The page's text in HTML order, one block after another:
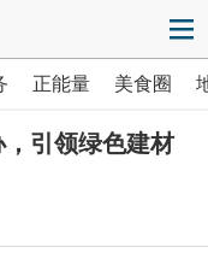
正能量 美食圈
引领绿色建材